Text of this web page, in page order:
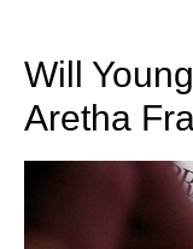
Will
Aretha